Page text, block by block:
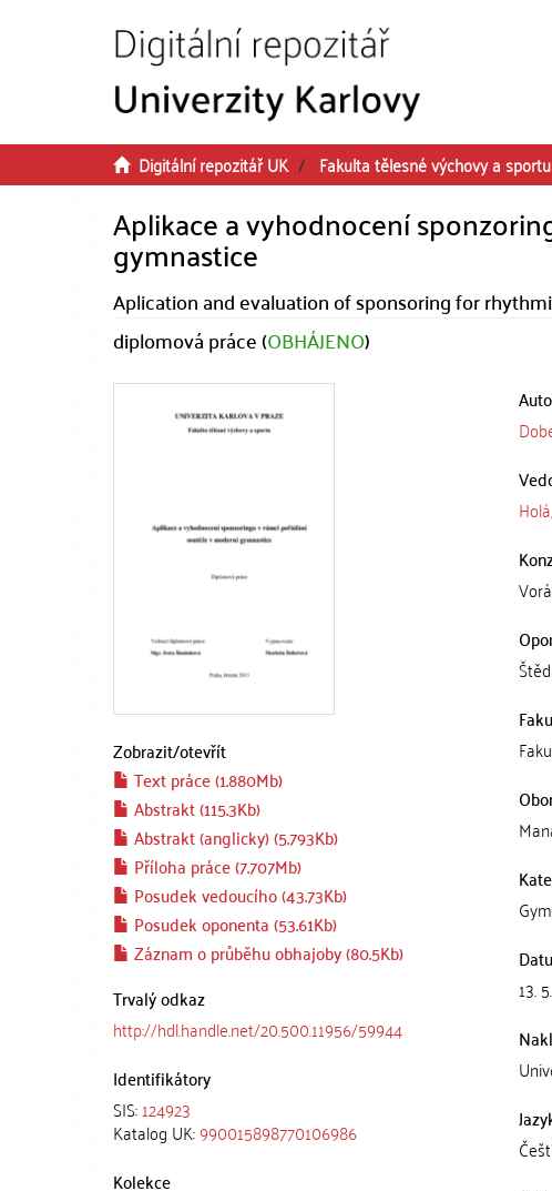
Digitální repozitář UK Fakulta tělesné výchovy a sportu
Aplikace a vyhodnocení
gymnastice
Aplication and evaluation of sponsoring for
diplomová práce (OBHÁJENO)
Zobrazit/otevřít
Text práce (1.880Mb)
Abstrakt (115.3Kb)
Abstrakt (anglicky) (5.793Kb)
Příloha práce (7.707Mb)
Posudek vedoucího (43.73Kb)
Posudek oponenta (53.61Kb)
Záznam o průběhu obhajoby (80.5Kb)
Trvalý odkaz
http://hdl.handle.net/20.500.11956/59944
Identifikátory
SIS:124923
Katalog UK:990015898770106986
Kolekce
13.